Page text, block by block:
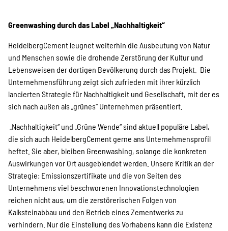
Greenwashing durch das Label „Nachhaltigkeit“
HeidelbergCement leugnet weiterhin die Ausbeutung von Natur
und Menschen sowie die drohende Zerstörung der Kultur und
Lebensweisen der dortigen Bevölkerung durch das Projekt. Die
Unternehmensführung zeigt sich zufrieden mit ihrer kürzlich
lancierten Strategie für Nachhaltigkeit und Gesellschaft, mit der es
sich nach außen als „grünes“ Unternehmen präsentiert.
„Nachhaltigkeit“ und „Grüne Wende“ sind aktuell populäre Label,
die sich auch HeidelbergCement gerne ans Unternehmensprofil
heftet. Sie aber, bleiben Greenwashing, solange die konkreten
Auswirkungen vor Ort ausgeblendet werden. Unsere Kritik an der
Strategie: Emissionszertifikate und die von Seiten des
Unternehmens viel beschworenen Innovationstechnologien
reichen nicht aus, um die zerstörerischen Folgen von
Kalksteinabbau und den Betrieb eines Zementwerks zu
verhindern. Nur die Einstellung des Vorhabens kann die Existenz